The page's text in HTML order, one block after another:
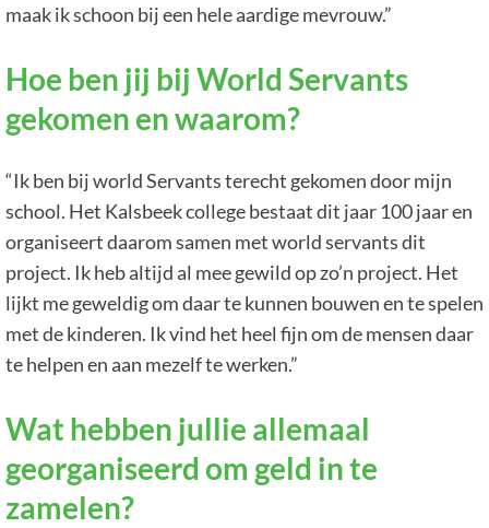
maak ik schoon bij een hele aardige mevrouw.”
Hoe ben jij bij World Servants
gekomen en waarom?
“Ik ben bij world Servants terecht gekomen door mijn
school. Het Kalsbeek college bestaat dit jaar 100 jaar en
organiseert daarom samen met world servants dit
project. Ik heb altijd al mee gewild op zo’n project. Het
lijkt me geweldig om daar te kunnen bouwen en te spelen
met de kinderen. Ik vind het heel fijn om de mensen daar
te helpen en aan mezelf te werken.”
Wat hebben jullie allemaal
georganiseerd om geld in te
zamelen?